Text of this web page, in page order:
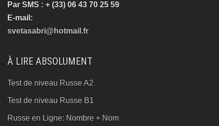
Par SMS : + (33) 06 43 70 25 59
E-mail:
svetasabri@hotmail.fr
À LIRE ABSOLUMENT
Test de niveau Russe A2
Test de niveau Russe B1
Russe en Ligne: Nombre + Nom